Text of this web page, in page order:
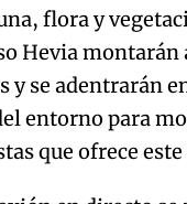
flora y
Hevia montarán
y se adentrarán
entorno para
que ofrece este